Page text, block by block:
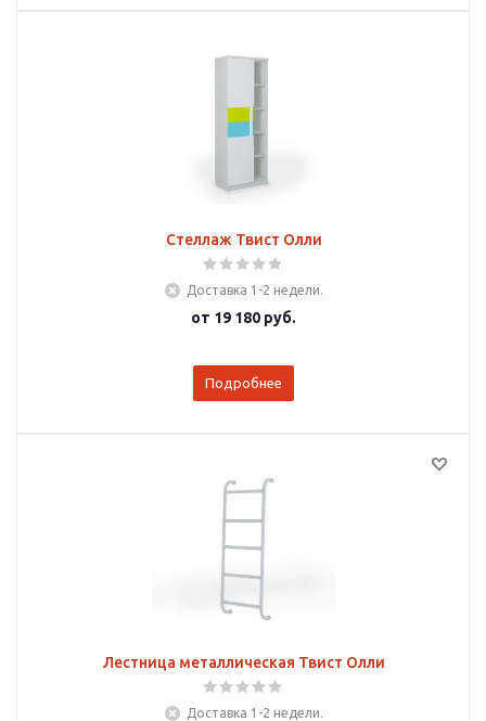
Стеллаж Твист Олли
Доставка 1-2 недели.
от 19 180 руб.
Подробнее
Лестница металлическая Твист Олли
Доставка 1-2 недели.